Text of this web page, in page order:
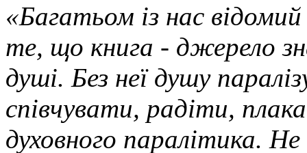
«Багатьом із нас
те, що книга - джерело
душі. Без неї душу
співчувати, радіти,
духовного паралітика.